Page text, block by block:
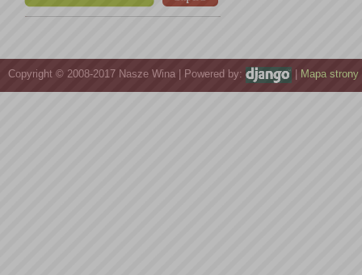
Copyright © 2008-2017 Nasze Wina | Powered by: Mapa strony